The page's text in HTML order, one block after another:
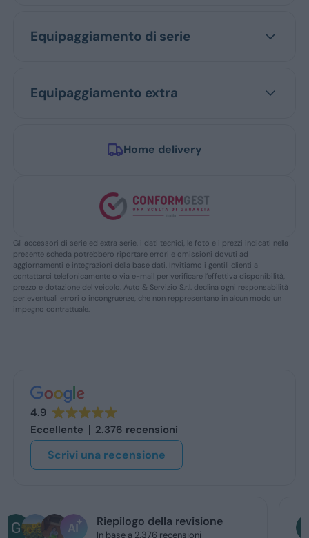
Equipaggiamento di serie
Equipaggiamento extra
Home delivery
Gli accessori di serie ed extra serie, i dati tecnici, le foto e i prezzi indicati nella
presente scheda potrebbero riportare errori e omissioni dovuti ad
aggiornamenti e integrazioni della base dati. Invitiamo i gentili clienti a
contattarci telefonicamente o via e-mail per verificare l’effettiva disponibilità,
prezzo e dotazione del veicolo. Auto & Servizio S.r.l. declina ogni responsabilità
per eventuali errori o incongruenze, che non reppresentano in alcun modo un
impegno contrattuale.
4.9
Eccellente
2.376 recensioni
Scrivi una recensione
Giancarlo Meloni
oggi